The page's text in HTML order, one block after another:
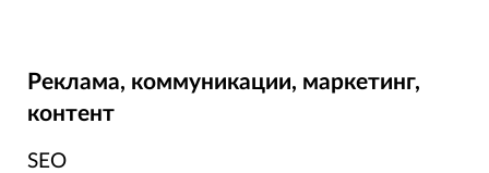
Реклама, коммуникации, маркетинг,
контент
SEO